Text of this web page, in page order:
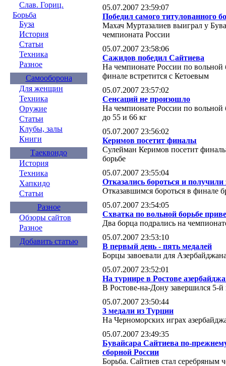
Слав. Гориц.
Борьба
Буза
История
Статьи
Техника
Разное
Самооборона
Для женщин
Техника
Оружие
Статьи
Клубы, залы
Книги
Таеквондо
История
Техника
Хапкидо
Статьи
Разное
Обзоры сайтов
Разное
Добавить статью
05.07.2007 23:59:07
Победил самого титулованного
Махач Муртазалиев выиграл у
чемпионата России
05.07.2007 23:58:06
Сажидов победил Сайтиева
На чемпионате России по
финале встретится с Кетоевым
05.07.2007 23:57:02
Сенсаций не произошло
На чемпионате России по вольной
до 55 и 66 кг
05.07.2007 23:56:02
Керимов посетит финалы
Сулейман Керимов посетит
борьбе
05.07.2007 23:55:04
Отказались бороться и
Отказавшимся бороться в финале
05.07.2007 23:54:05
Схватка по вольной борьбе
Два борца подрались на
05.07.2007 23:53:10
В первый день - пять медалей
Борцы завоевали для
05.07.2007 23:52:01
На турнире в Ростове
В Ростове-на-Дону завершился 5-
05.07.2007 23:50:44
3 медали из Турции
На Черноморских играх
05.07.2007 23:49:35
Бувайсара Сайтиева по-
сборной России
Борьба. Сайтиев стал серебряным